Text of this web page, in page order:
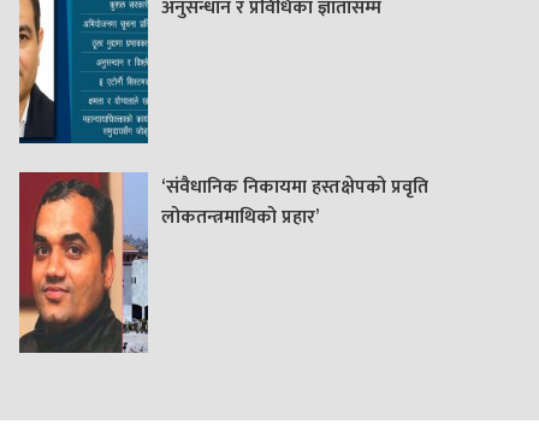
अनुसन्धान र प्रविधिका ज्ञातासम्म
‘संवैधानिक निकायमा हस्तक्षेपको प्रवृति
लोकतन्त्रमाथिको प्रहार’